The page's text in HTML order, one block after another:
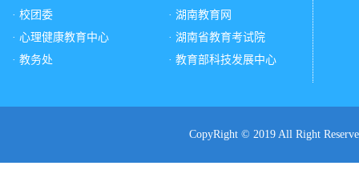
· 校团委
· 心理健康教育中心
· 教务处
· 湖南教育网
· 湖南省教育考试院
· 教育部科技发展中心
CopyRight © 2019 All Right